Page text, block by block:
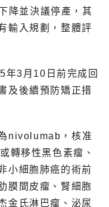
降並決議停產，其
輸入規劃，整體評
年3月10日前完成回
及後續預防矯正措
nivolumab，核准
轉移性黑色素瘤、
小細胞肺癌的術前
膜間皮瘤、腎細胞
金氏淋巴瘤、泌尿